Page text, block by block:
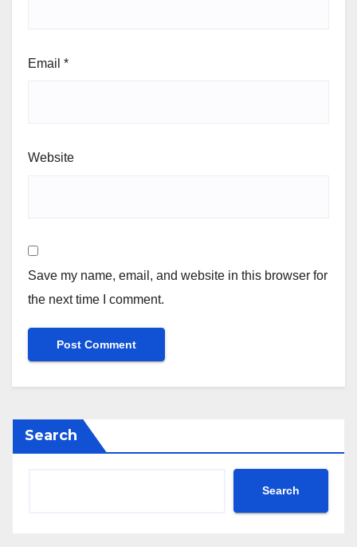
Email *
Website
Save my name, email, and website in this browser for
the next time I comment.
Search
Search